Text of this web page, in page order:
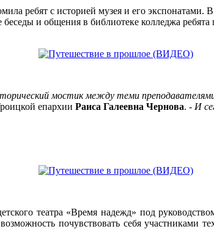
ребят с историей музея и его
и общения в библиотеке колледжа
мостик между теми
епархии Раиса Галеевна Чернова. - И
театра «Время надежд» под
почувствовать себя участниками